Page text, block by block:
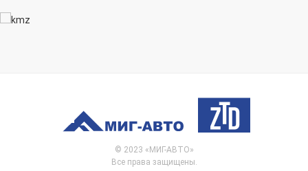
© 2023 «МИГ-АВТО»
Все права защищены.